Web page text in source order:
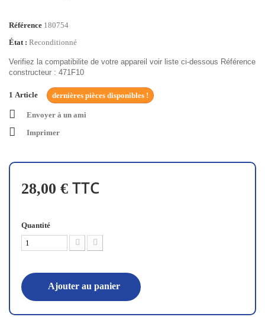
Référence 180754
État : Reconditionné
Verifiez la compatibilite de votre appareil voir liste ci-dessous Référence
constructeur : 471F10
1 Article dernières pièces disponibles !
Envoyer à un ami
Imprimer
28,00 € TTC
Quantité
Ajouter au panier